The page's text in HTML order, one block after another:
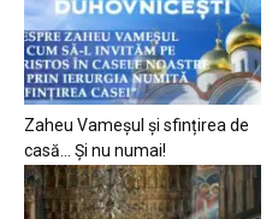
Zaheu Vameșul și sfințirea de
casă… Și nu numai!